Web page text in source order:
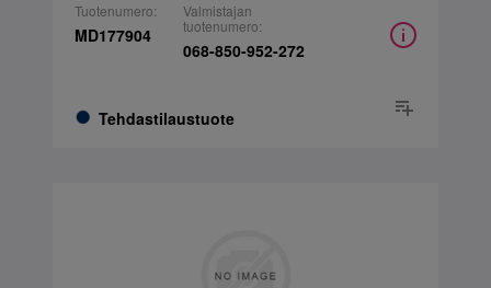
Tuotenumero:
MD177904
Tehdastilaustuote
Valmistajan
tuotenumero:
068-850-952-272